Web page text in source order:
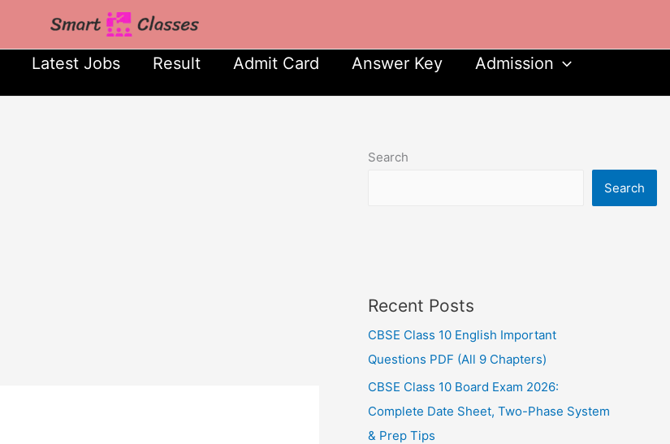
Latest Jobs Result Admit Card Answer Key
Admission
Search
Search
Recent Posts
CBSE Class 10 English Important
Questions PDF (All 9 Chapters)
CBSE Class 10 Board Exam 2026:
Complete Date Sheet, Two-Phase System
& Prep Tips